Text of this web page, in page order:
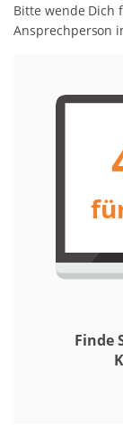
Bitte wende Dich
Ansprechperson
Finde